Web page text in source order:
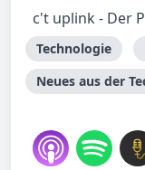
c't uplink - Der
Technologie
Neues aus der